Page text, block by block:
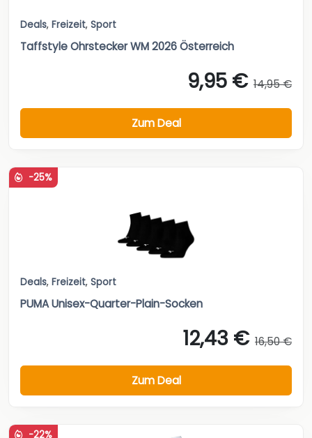
Deals, Freizeit, Sport
Taffstyle Ohrstecker WM 2026 Österreich
9,95 € 14,95 €
Zum Deal
-25%
Deals, Freizeit, Sport
PUMA Unisex-Quarter-Plain-Socken
12,43 € 16,50 €
Zum Deal
-22%